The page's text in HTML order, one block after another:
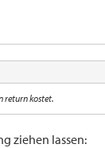
return kostet.
ziehen lassen: